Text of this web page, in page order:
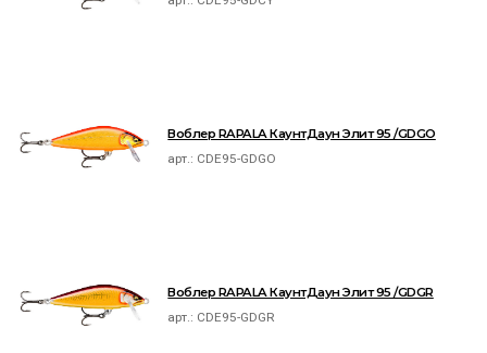
Воблер RAPALA КаунтДаун Элит 95 /GDGO
арт.: CDE95-GDGO
Воблер RAPALA КаунтДаун Элит 95 /GDGR
арт.: CDE95-GDGR